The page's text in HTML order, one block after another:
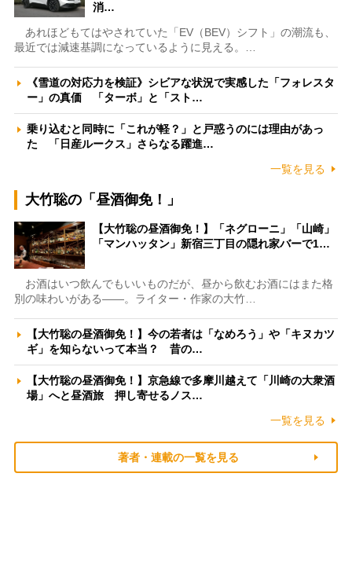
消…
あれほどもてはやされていた「EV（BEV）シフト」の潮流も、
最近では減速基調になっているように見える。…
《雪道の対応力を検証》シビアな状況で実感した「フォレスタ
ー」の真価 「ターボ」と「スト…
乗り込むと同時に「これが軽？」と戸惑うのには理由があっ
た 「日産ルークス」さらなる躍進…
一覧を見る
大竹聡の「昼酒御免！」
【大竹聡の昼酒御免！】「ネグローニ」「山崎」
「マンハッタン」新宿三丁目の隠れ家バーで1…
お酒はいつ飲んでもいいものだが、昼から飲むお酒にはまた格
別の味わいがある――。ライター・作家の大竹…
【大竹聡の昼酒御免！】今の若者は「なめろう」や「キヌカツ
ギ」を知らないって本当？ 昔の…
【大竹聡の昼酒御免！】京急線で多摩川越えて「川崎の大衆酒
場」へと昼酒旅 押し寄せるノス…
一覧を見る
著者・連載の一覧を見る